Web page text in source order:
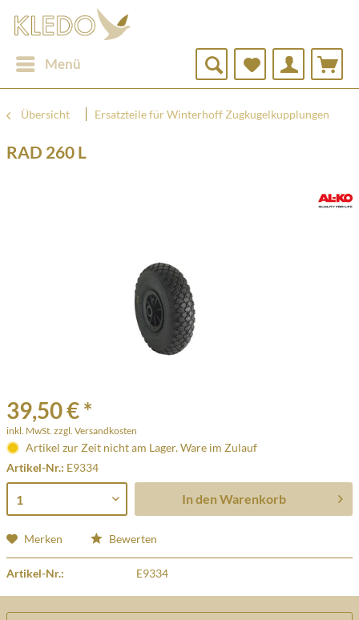
Menü
Übersicht Ersatzteile für Winterhoff Zugkugelkupplungen
RAD 260 L
39,50 € *
inkl. MwSt. zzgl. Versandkosten
Artikel zur Zeit nicht am Lager. Ware im Zulauf
Artikel-Nr.: E9334
In den Warenkorb
Merken Bewerten
Artikel-Nr.: E9334